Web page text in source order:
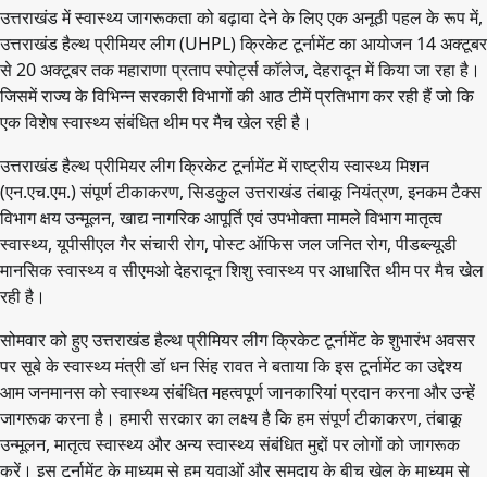
उत्तराखंड में स्वास्थ्य जागरूकता को बढ़ावा देने के लिए एक अनूठी पहल के रूप में,
उत्तराखंड हैल्थ प्रीमियर लीग (UHPL) क्रिकेट टूर्नामेंट का आयोजन 14 अक्टूबर
से 20 अक्टूबर तक महाराणा प्रताप स्पोर्ट्स कॉलेज, देहरादून में किया जा रहा है।
जिसमें राज्य के विभिन्न सरकारी विभागों की आठ टीमें प्रतिभाग कर रही हैं जो कि
एक विशेष स्वास्थ्य संबंधित थीम पर मैच खेल रही है।
उत्तराखंड हैल्थ प्रीमियर लीग क्रिकेट टूर्नामेंट में राष्ट्रीय स्वास्थ्य मिशन
(एन.एच.एम.) संपूर्ण टीकाकरण, सिडकुल उत्तराखंड तंबाकू नियंत्रण, इनकम टैक्स
विभाग क्षय उन्मूलन, खाद्य नागरिक आपूर्ति एवं उपभोक्ता मामले विभाग मातृत्व
स्वास्थ्य, यूपीसीएल गैर संचारी रोग, पोस्ट ऑफिस जल जनित रोग, पीडब्ल्यूडी
मानसिक स्वास्थ्य व सीएमओ देहरादून शिशु स्वास्थ्य पर आधारित थीम पर मैच खेल
रही है।
सोमवार को हुए उत्तराखंड हैल्थ प्रीमियर लीग क्रिकेट टूर्नामेंट के शुभारंभ अवसर
पर सूबे के स्वास्थ्य मंत्री डॉ धन सिंह रावत ने बताया कि इस टूर्नामेंट का उद्देश्य
आम जनमानस को स्वास्थ्य संबंधित महत्वपूर्ण जानकारियां प्रदान करना और उन्हें
जागरूक करना है। हमारी सरकार का लक्ष्य है कि हम संपूर्ण टीकाकरण, तंबाकू
उन्मूलन, मातृत्व स्वास्थ्य और अन्य स्वास्थ्य संबंधित मुद्दों पर लोगों को जागरूक
करें। इस टूर्नामेंट के माध्यम से हम युवाओं और समुदाय के बीच खेल के माध्यम से